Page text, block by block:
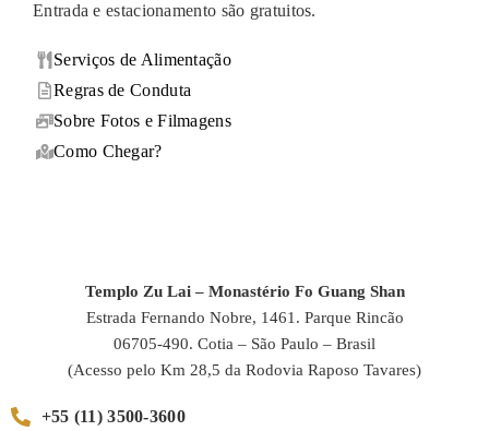
Templo Zu Lai – Monastério Fo Guang Shan
Estrada Fernando Nobre, 1461. Parque Rincão
06705-490. Cotia – São Paulo – Brasil
(Acesso pelo Km 28,5 da Rodovia Raposo Tavares)
+55 (11) 3500-3600
Entrada e estacionamento são gratuitos.
Serviços de Alimentação
Regras de Conduta
Sobre Fotos e Filmagens
Como Chegar?